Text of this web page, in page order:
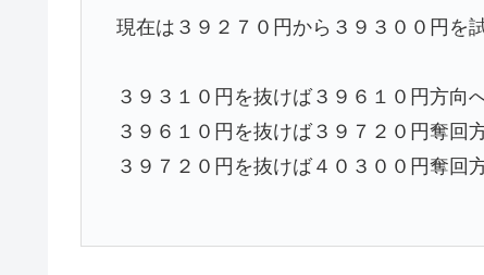
現在は３９２７０円から３９３００円を
３９３１０円を抜けば３９６１０円方向
３９６１０円を抜けば３９７２０円奪回
３９７２０円を抜けば４０３００円奪回